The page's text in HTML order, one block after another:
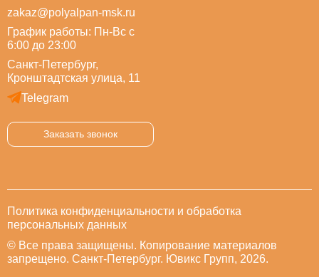
zakaz@polyalpan-msk.ru
График работы: Пн-Вс с
6:00 до 23:00
Санкт-Петербург,
Кронштадтская улица, 11
Telegram
Заказать звонок
Политика конфиденциальности и обработка
персональных данных
© Все права защищены. Копирование материалов
запрещено. Санкт-Петербург. Ювикс Групп, 2026.